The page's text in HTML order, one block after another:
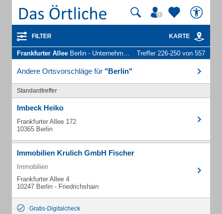
FILTER KARTE
Frankfurter Allee Berlin - Unternehmen und Personen Treffer 226-250 von 557
Andere Ortsvorschläge für "Berlin"
Standardtreffer
Imbeck Heiko
Frankfurter Allee 172
10365 Berlin
Immobilien Krulich GmbH Fischer
Immobilien
Frankfurter Allee 4
10247 Berlin - Friedrichshain
Gratis-Digitalcheck